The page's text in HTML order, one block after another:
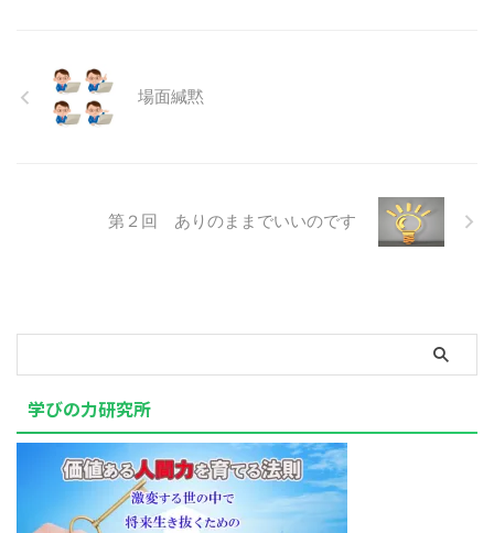
場面緘黙
第２回 ありのままでいいのです
学びの力研究所